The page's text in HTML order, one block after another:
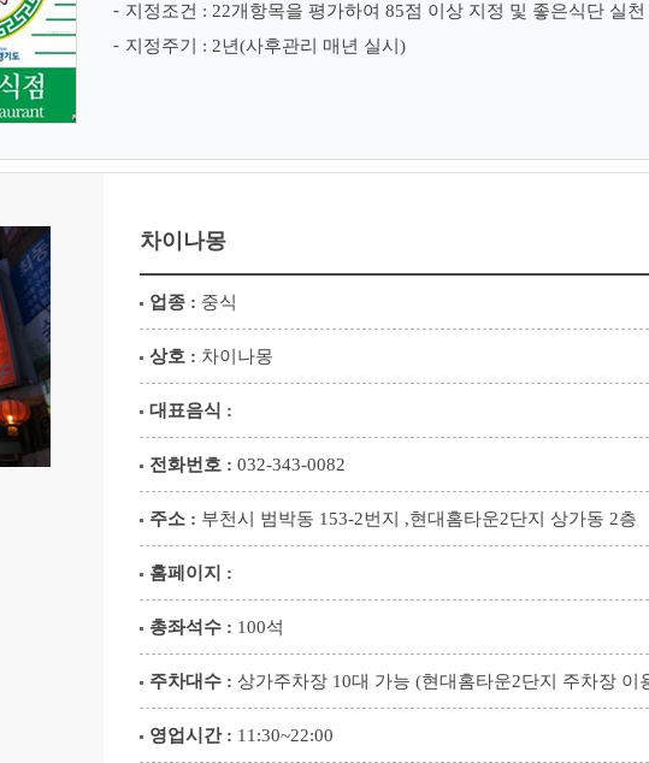
지정조건 : 22개항목을 평가하여 85점 이상 지정 및 좋은식단 실
지정주기 : 2년(사후관리 매년 실시)
차이나몽
업종 : 중식
상호 : 차이나몽
대표음식 :
전화번호 : 032-343-0082
주소 : 부천시 범박동 153-2번지 ,현대홈타운2단지 상가동 2층
홈페이지 :
총좌석수 : 100석
주차대수 : 상가주차장 10대 가능 (현대홈타운2단지 주차장 이
영업시간 : 11:30~22:00